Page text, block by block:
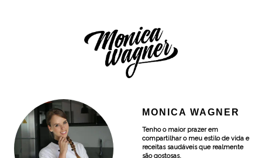
MONICA WAGNER
Tenho o maior prazer em
compartilhar o meu estilo de vida e
receitas saudáveis que realmente
são gostosas.